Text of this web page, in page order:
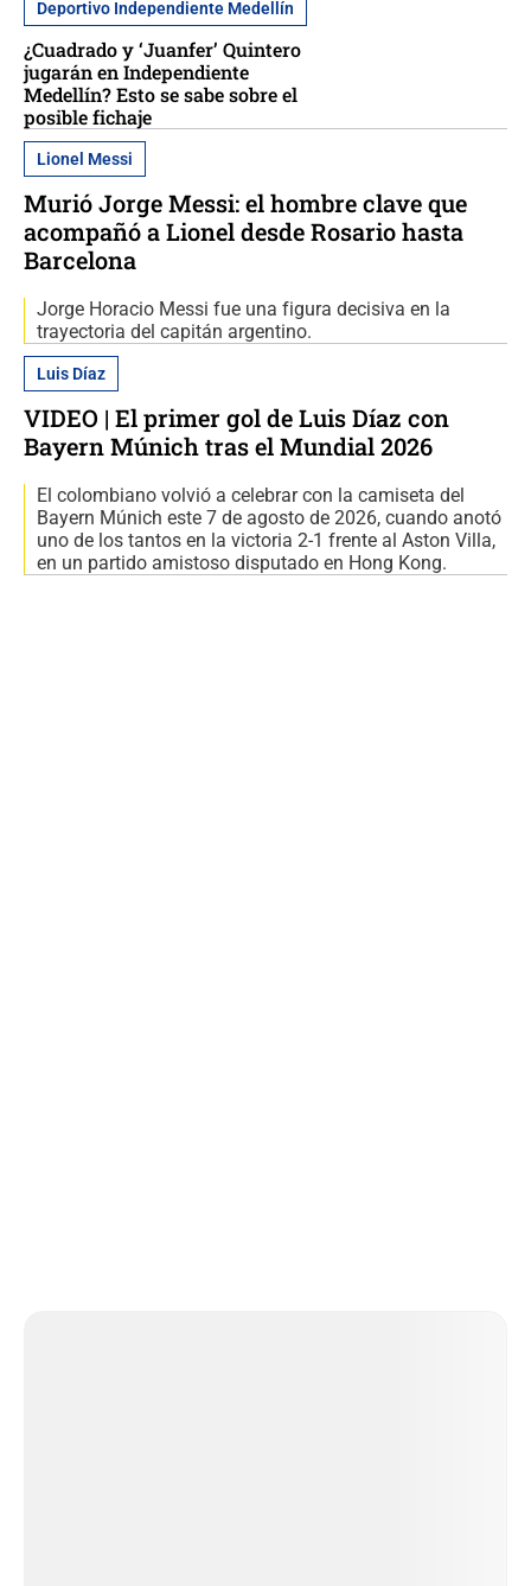
Deportivo Independiente Medellín
¿Cuadrado y ‘Juanfer’ Quintero
jugarán en Independiente
Medellín? Esto se sabe sobre el
posible fichaje
Lionel Messi
Murió Jorge Messi: el hombre clave que
acompañó a Lionel desde Rosario hasta
Barcelona
Jorge Horacio Messi fue una figura decisiva en la
trayectoria del capitán argentino.
Luis Díaz
VIDEO | El primer gol de Luis Díaz con
Bayern Múnich tras el Mundial 2026
El colombiano volvió a celebrar con la camiseta del
Bayern Múnich este 7 de agosto de 2026, cuando anotó
uno de los tantos en la victoria 2-1 frente al Aston Villa,
en un partido amistoso disputado en Hong Kong.